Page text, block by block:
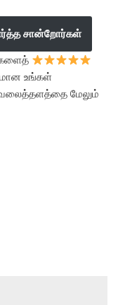
சான்றோர்கள்
உங்கள்
வலைத்தளத்தை மேலும்